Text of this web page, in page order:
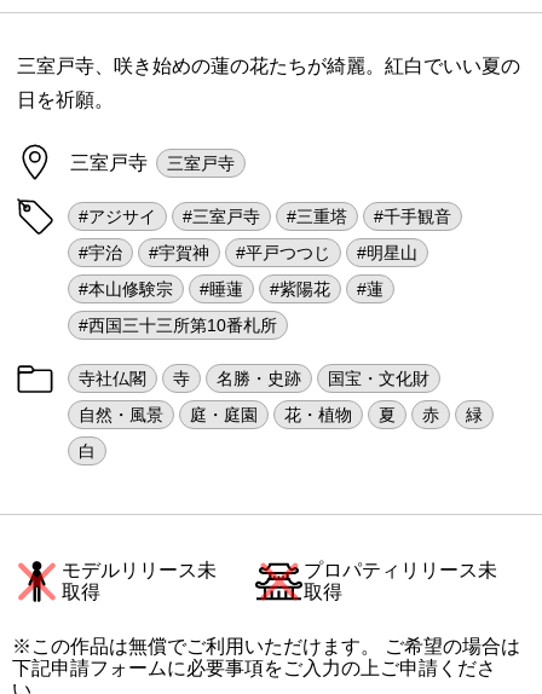
三室戸寺、咲き始めの蓮の花たちが綺麗。紅白でいい夏の
日を祈願。
三室戸寺 三室戸寺
#アジサイ #三室戸寺 #三重塔
#千手観音
#宇治
#宇賀神 #平戸つつじ
#明星山
#本山修験宗
#睡蓮 #紫陽花
#蓮
#西国三十三所第10番札所
寺社仏閣 寺 名勝・史跡
国宝・文化財
自然・風景
庭・庭園 花・植物 夏 赤
緑
白
モデルリリース未
取得
プロパティリリース未
取得
※この作品は無償でご利用いただけます。 ご希望の場合は
下記申請フォームに必要事項をご入力の上ご申請くださ